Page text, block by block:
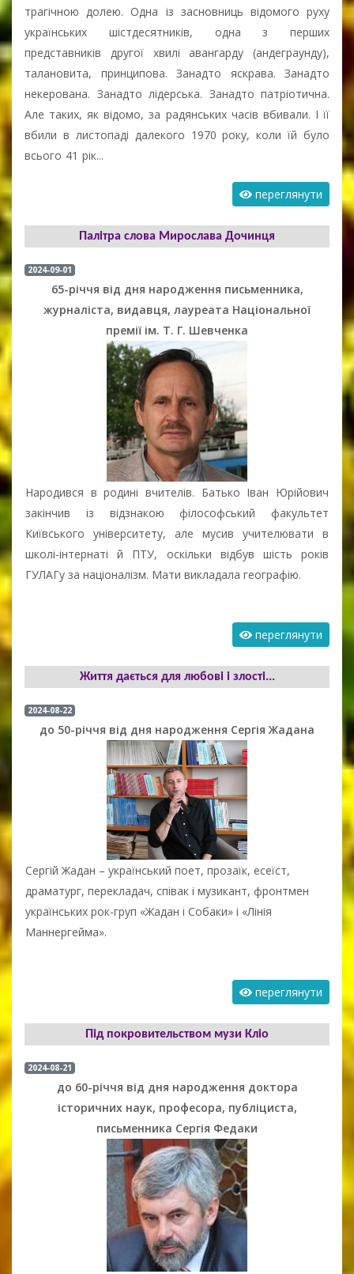
трагічною долею. Одна із засновниць відомого руху
українських шістдесятників, одна з перших
представників другої хвилі авангарду (андеграунду),
талановита, принципова. Занадто яскрава. Занадто
некерована. Занадто лідерська. Занадто патріотична.
Але таких, як відомо, за радянських часів вбивали. І її
вбили в листопаді далекого 1970 року, коли їй було
всього 41 рік...
переглянути
Палітра слова Мирослава Дочинця
2024-09-01
65-річчя від дня народження письменника,
журналіста, видавця, лауреата Національної
премії ім. Т. Г. Шевченка
Народився в родині вчителів. Батько Іван Юрійович
закінчив із відзнакою філософський факультет
Київського університету, але мусив учителювати в
школі-інтернаті й ПТУ, оскільки відбув шість років
ГУЛАГу за націоналізм. Мати викладала географію.
переглянути
Життя дається для любові і злості...
2024-08-22
до 50-річчя від дня народження Сергія Жадана
Сергій Жадан – український поет, прозаїк, есеїст,
драматург, перекладач, співак і музикант, фронтмен
українських рок-груп «Жадан і Собаки» і «Лінія
Маннергейма».
переглянути
Під покровительством музи Кліо
2024-08-21
до 60-річчя від дня народження доктора
історичних наук, професора, публіциста,
письменника Сергія Федаки